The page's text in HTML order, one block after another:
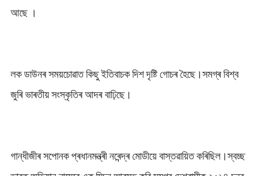
আছে ।
লক ডাউনৰ সময়চোৱাত কিছু ইতিবাচক দিশ দৃষ্টি গোচৰ হৈছে।সমগ্ৰ বিশ্ব
জুৰি ভাৰতীয় সংস্কৃতিৰ আদৰ বাঢ়িছে।
গান্ধীজীৰ সপোনক প্ৰধানমন্ত্ৰী নৰেন্দ্ৰ মোডীয়ে বাস্তৱায়িত কৰিছিল।স্বচ্ছ